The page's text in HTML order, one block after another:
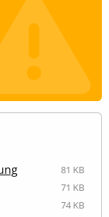
81 KB
71 KB
74 KB